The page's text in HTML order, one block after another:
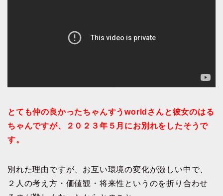
とても仲の良かったちゃんすうworldさんと彼女のはる
ちゃんですが、２０２３年５月にお別れをしたそうで
す。
別れた理由ですが、お互い環境の変化が激しい中で、
２人の考え方・価値観・将来性というのを折り合わせ